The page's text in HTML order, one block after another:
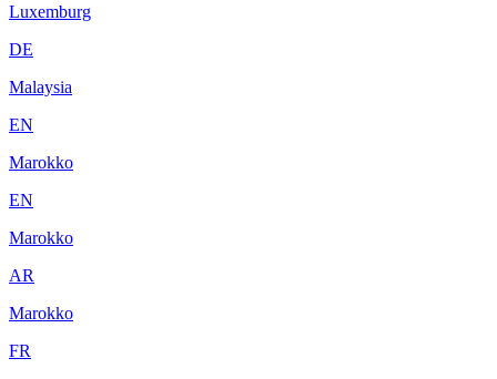
Luxemburg
DE
Malaysia
EN
Marokko
EN
Marokko
AR
Marokko
FR